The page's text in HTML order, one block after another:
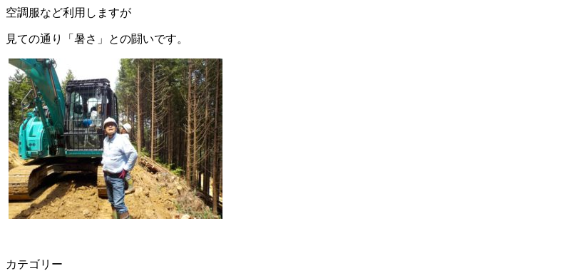
空調服など利用しますが
見ての通り「暑さ」との闘いです。
カテゴリー